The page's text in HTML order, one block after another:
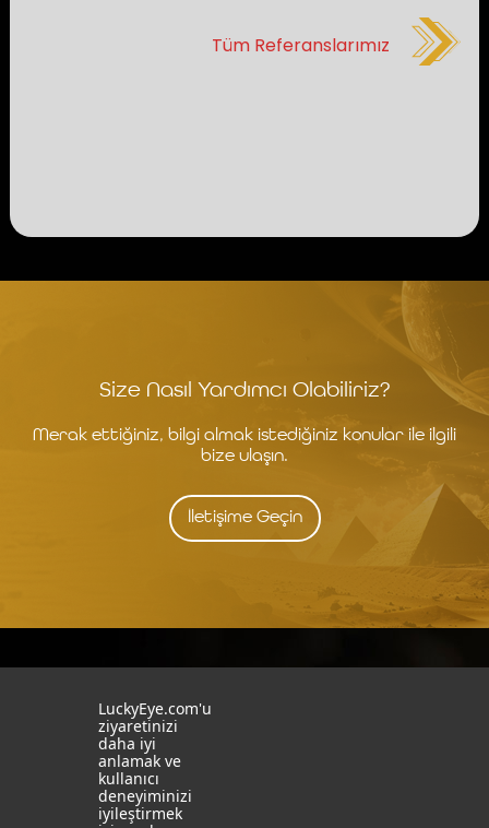
Tüm Referanslarımız
Size Nasıl Yardımcı Olabiliriz?
Merak ettiğiniz, bilgi almak istediğiniz konular ile ilgili
bize ulaşın.
İletişime Geçin
19 Mayıs Mah. Turaboğlu Sok.
Hamdiye Yazgan İş Merkezi
Kozyatağı, Kadıköy, İstanbul
T: +90 216 355 03 19
LuckyEye.com'u
ziyaretinizi
daha iyi
anlamak ve
kullanıcı
deneyiminizi
iyileştirmek